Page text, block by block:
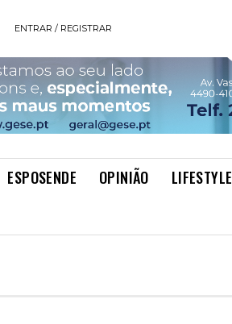
ENTRAR / REGISTRAR
ESPOSENDE OPINIÃO LIFESTYLE